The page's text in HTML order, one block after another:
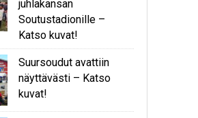
juhlakansan
Soutustadionille –
Katso kuvat!
Suursoudut avattiin
näyttävästi – Katso
kuvat!